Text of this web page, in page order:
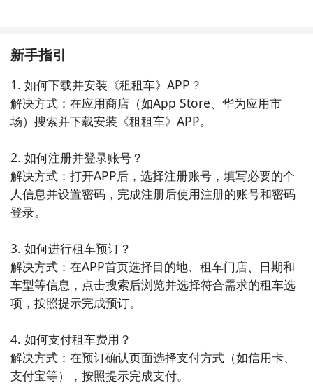
新手指引
1. 如何下载并安装《租租车》APP？
解决方式：在应用商店（如App Store、华为应用市
场）搜索并下载安装《租租车》APP。
2. 如何注册并登录账号？
解决方式：打开APP后，选择注册账号，填写必要的个
人信息并设置密码，完成注册后使用注册的账号和密码
登录。
3. 如何进行租车预订？
解决方式：在APP首页选择目的地、租车门店、日期和
车型等信息，点击搜索后浏览并选择符合需求的租车选
项，按照提示完成预订。
4. 如何支付租车费用？
解决方式：在预订确认页面选择支付方式（如信用卡、
支付宝等），按照提示完成支付。